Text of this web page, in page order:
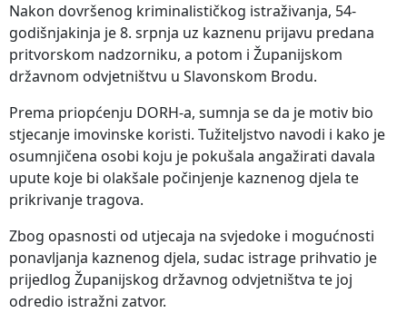
Nakon dovršenog kriminalističkog istraživanja, 54-
godišnjakinja je 8. srpnja uz kaznenu prijavu predana
pritvorskom nadzorniku, a potom i Županijskom
državnom odvjetništvu u Slavonskom Brodu.
Prema priopćenju DORH-a, sumnja se da je motiv bio
stjecanje imovinske koristi. Tužiteljstvo navodi i kako je
osumnjičena osobi koju je pokušala angažirati davala
upute koje bi olakšale počinjenje kaznenog djela te
prikrivanje tragova.
Zbog opasnosti od utjecaja na svjedoke i mogućnosti
ponavljanja kaznenog djela, sudac istrage prihvatio je
prijedlog Županijskog državnog odvjetništva te joj
odredio istražni zatvor.